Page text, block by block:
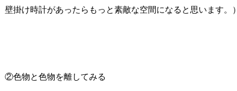
壁掛け時計があったらもっと素敵な空間になると思います。）
②色物と色物を離してみる